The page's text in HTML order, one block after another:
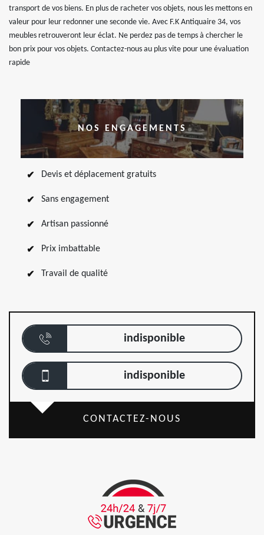
transport de vos biens. En plus de racheter vos objets, nous les mettons en
valeur pour leur redonner une seconde vie. Avec F.K Antiquaire 34, vos
meubles retrouveront leur éclat. Ne perdez pas de temps à chercher le
bon prix pour vos objets. Contactez-nous au plus vite pour une évaluation
rapide
NOS ENGAGEMENTS
Devis et déplacement gratuits
Sans engagement
Artisan passionné
Prix imbattable
Travail de qualité
indisponible
indisponible
CONTACTEZ-NOUS